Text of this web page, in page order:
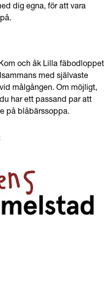
dig egna, för att vara
och åk Lilla fäbodloppet
med självaste
målgången. Om möjligt,
har ett passand par att
på blåbärssoppa.